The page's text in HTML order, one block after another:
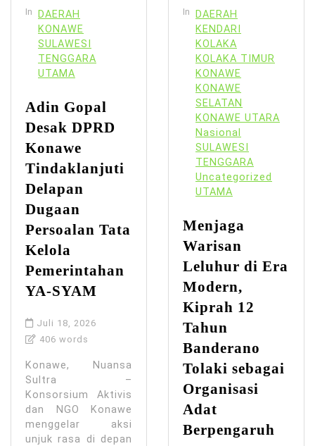
In
DAERAH
KONAWE
SULAWESI
TENGGARA
UTAMA
Adin Gopal
Desak DPRD
Konawe
Tindaklanjuti
Delapan
Dugaan
Persoalan Tata
Kelola
Pemerintahan
YA-SYAM
Juli 18, 2026
406 words
Konawe, Nuansa
Sultra –
Konsorsium Aktivis
dan NGO Konawe
menggelar aksi
unjuk rasa di depan
In
DAERAH
KENDARI
KOLAKA
KOLAKA TIMUR
KONAWE
KONAWE
SELATAN
KONAWE UTARA
Nasional
SULAWESI
TENGGARA
Uncategorized
UTAMA
Menjaga
Warisan
Leluhur di Era
Modern,
Kiprah 12
Tahun
Banderano
Tolaki sebagai
Organisasi
Adat
Berpengaruh